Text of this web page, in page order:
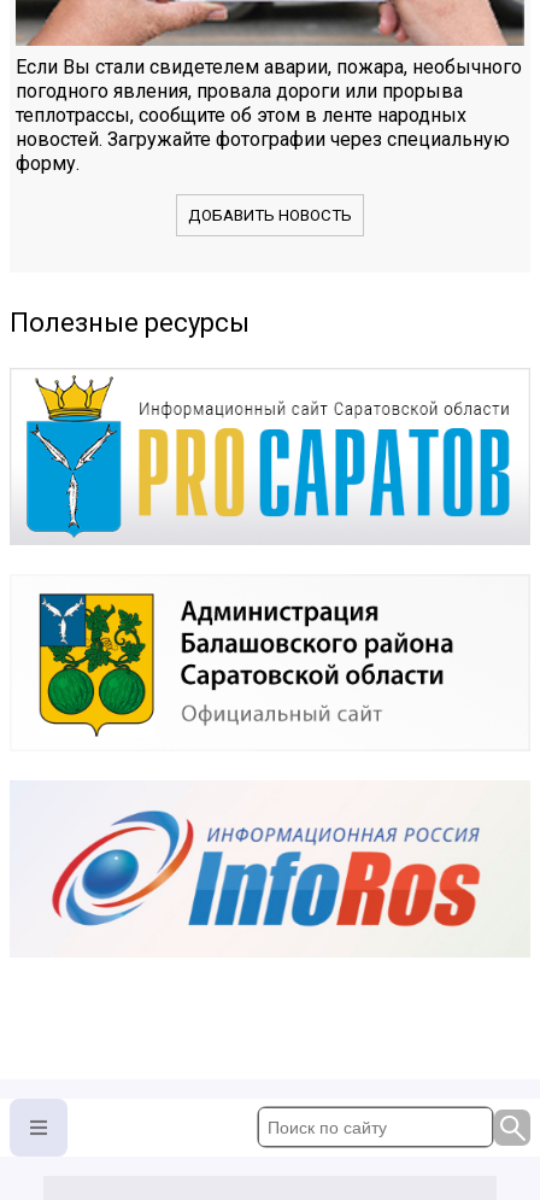
Если Вы стали свидетелем аварии, пожара, необычного
погодного явления, провала дороги или прорыва
теплотрассы, сообщите об этом в ленте народных
новостей. Загружайте фотографии через специальную
форму.
ДОБАВИТЬ НОВОСТЬ
Полезные ресурсы